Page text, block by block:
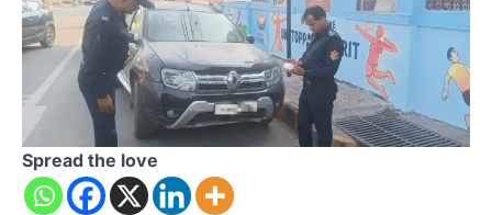
Spread the love